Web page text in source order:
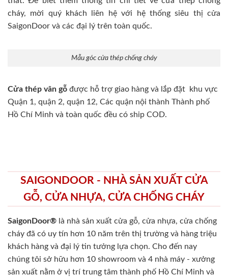
cháy, mời quý khách liên hệ với hệ thống siêu thị cửa
SaigonDoor và các đại lý trên toàn quốc.
Mẫu góc cửa thép chống cháy
Cửa thép vân gỗ được hỗ trợ giao hàng và lắp đặt khu vực
Quận 1, quận 2, quận 12, Các quận nội thành Thành phố
Hồ Chí Minh và toàn quốc đều có ship COD.
SAIGONDOOR - NHÀ SẢN XUẤT CỬA
GỖ, CỬA NHỰA, CỬA CHỐNG CHÁY
SaigonDoor® là nhà sản xuất cửa gỗ, cửa nhựa, cửa chống
cháy đã có uy tín hơn 10 năm trên thị trường và hàng triệu
khách hàng và đại lý tin tưởng lựa chọn. Cho đến nay
chúng tôi sở hữu hơn 10 showroom và 4 nhà máy - xưởng
sản xuất nằm ở vị trí trung tâm thành phố Hồ Chí Minh và